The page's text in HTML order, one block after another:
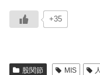
+35
股関節 MIS